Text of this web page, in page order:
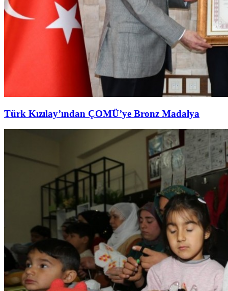
Türk Kızılay’ından ÇOMÜ’ye Bronz Madalya